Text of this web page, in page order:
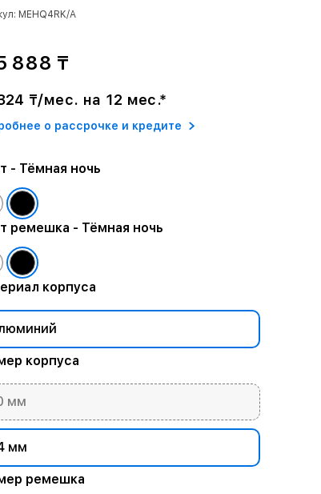
MEHQ4RK/A
888 ₸
₸/мес. на 12 мес.*
о рассрочке и кредите
корпуса
корпуса
мм
мм
ремешка
- Тёмная ночь
ремешка - Тёмная ночь